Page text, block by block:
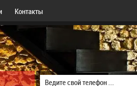
Контакты